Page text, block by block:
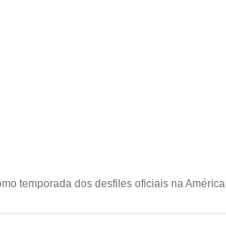
temporada dos desfiles oficiais na América